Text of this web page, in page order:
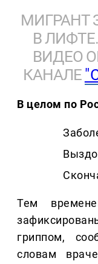
МИГРАНТ
В
ВИДЕО
КАНАЛЕ
В целом по
Тем
гриппом,
словам